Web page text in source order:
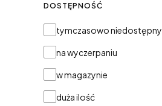
DOSTĘPNOŚĆ
Dostępność
tymczasowo niedostępny
na wyczerpaniu
w magazynie
duża ilość